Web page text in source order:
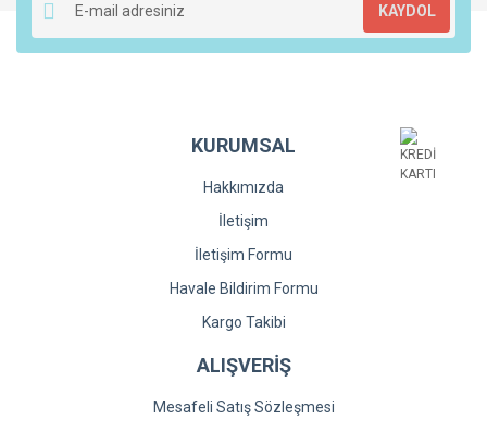
KAYDOL
KURUMSAL
Hakkımızda
İletişim
İletişim Formu
Havale Bildirim Formu
Kargo Takibi
ALIŞVERİŞ
Mesafeli Satış Sözleşmesi